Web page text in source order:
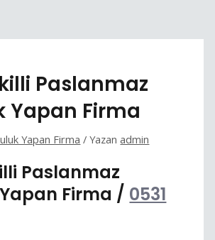
Paslanmaz
Yapan Firma
Yapan Firma / Yazan admin
Paslanmaz
Firma / 0531